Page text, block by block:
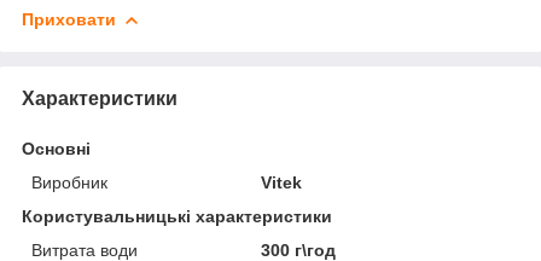
Приховати
Характеристики
Основні
Виробник
Vitek
Користувальницькі характеристики
Витрата води
300 г\год